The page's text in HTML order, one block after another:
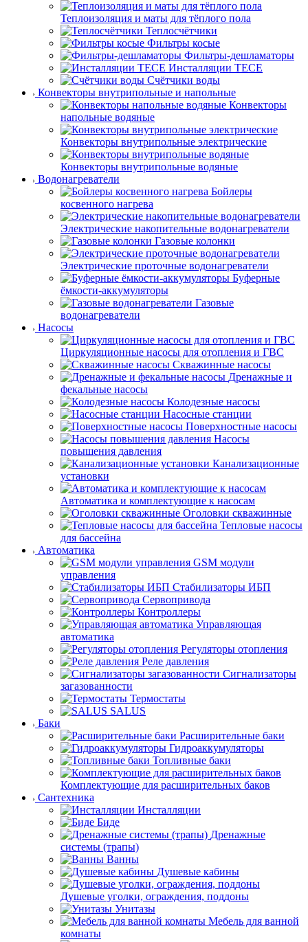
Теплоизоляция и маты для тёплого пола
Теплосчётчики
Фильтры косые
Фильтры-дешламаторы
Инсталляции TECE
Счётчики воды
Конвекторы внутрипольные и напольные
Конвекторы
напольные водяные
Конвекторы внутрипольные электрические
Конвекторы внутрипольные водяные
Водонагреватели
Бойлеры
косвенного нагрева
Электрические накопительные водонагреватели
Газовые колонки
Электрические проточные водонагреватели
Буферные
ёмкости-аккумуляторы
Газовые
водонагреватели
Насосы
Циркуляционные насосы для отопления и ГВС
Скважинные насосы
Дренажные и
фекальные насосы
Колодезные насосы
Насосные станции
Поверхностные насосы
Насосы
повышения давления
Канализационные
установки
Автоматика и комплектующие к насосам
Оголовки скважинные
Тепловые насосы
для бассейна
Автоматика
GSM модули
управления
Стабилизаторы ИБП
Сервопривода
Контроллеры
Управляющая
автоматика
Регуляторы отопления
Реле давления
Сигнализаторы
загазованности
Термостаты
SALUS
Баки
Расширительные баки
Гидроаккумуляторы
Топливные баки
Комплектующие для расширительных баков
Сантехника
Инсталляции
Биде
Дренажные
системы (трапы)
Ванны
Душевые кабины
Душевые уголки, ограждения, поддоны
Унитазы
Мебель для ванной
комнаты